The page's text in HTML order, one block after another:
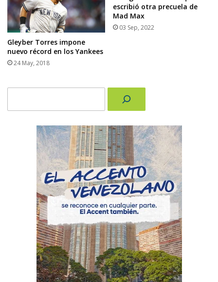
Gleyber Torres impone
nuevo récord en los Yankees
24 May, 2018
escribió otra precuela de
Mad Max
03 Sep, 2022